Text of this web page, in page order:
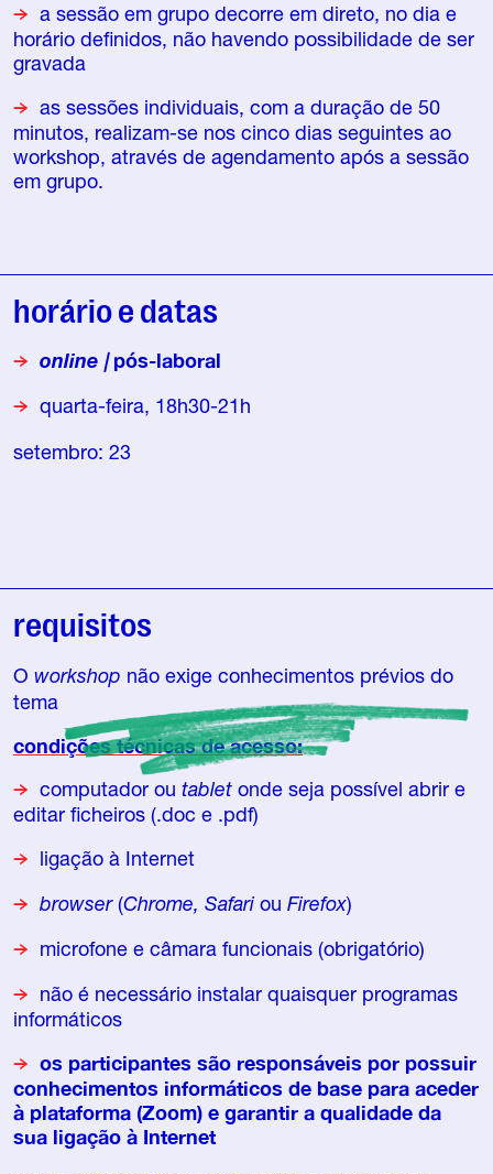
a sessão em grupo decorre em direto, no dia e
horário definidos, não havendo possibilidade de ser
gravada
as sessões individuais, com a duração de 50
minutos, realizam-se nos cinco dias seguintes ao
workshop, através de agendamento após a sessão
em grupo.
horário e datas
online |pós-laboral
quarta-feira, 18h30-21h
setembro: 23
requisitos
O workshop não exige conhecimentos prévios do
tema
condições técnicas de acesso:
computador ou tablet onde seja possível abrir e
editar ficheiros (.doc e .pdf)
ligação à Internet
browser(Chrome, Safari ou Firefox)
microfone e câmara funcionais (obrigatório)
não é necessário instalar quaisquer programas
informáticos
os participantes são responsáveis por possuir
conhecimentos informáticos de base para aceder
à plataforma (Zoom) e garantir a qualidade da
sua ligação à Internet